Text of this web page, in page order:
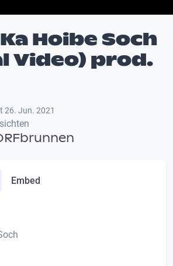
Hoibe Soch
Video) prod.
26. Jun. 2021
Embed